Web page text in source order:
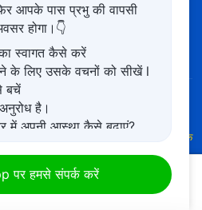
आप इसमें प्रवेश करना चाहते हैं?
और अधिक
करें
आपके पास प्रभु की वापसी
होगा।👇
स्वागत कैसे करें
के लिए उसके वचनों को सीखें l
बचें
है।
में अपनी आस्था कैसे बढ़ाएं?
पर हमसे संपर्क करें